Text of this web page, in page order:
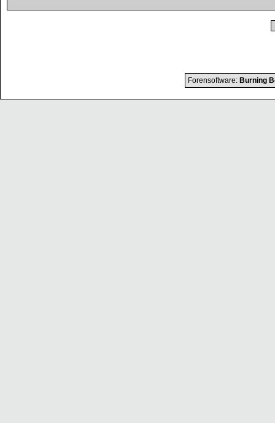
Forensoftware: Burning